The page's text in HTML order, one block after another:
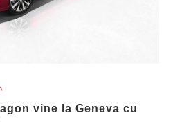
vine la Geneva cu